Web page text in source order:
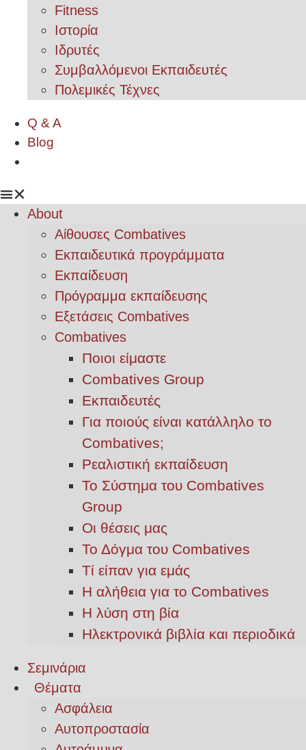
Fitness
Ιστορία
Ιδρυτές
Συμβαλλόμενοι Εκπαιδευτές
Πολεμικές Τέχνες
Q & A
Blog
About
Αίθουσες Combatives
Εκπαιδευτικά προγράμματα
Εκπαίδευση
Πρόγραμμα εκπαίδευσης
Εξετάσεις Combatives
Combatives
Ποιοι είμαστε
Combatives Group
Εκπαιδευτές
Για ποιούς είναι κατάλληλο το
Combatives;
Ρεαλιστική εκπαίδευση
Το Σύστημα του Combatives
Group
Οι θέσεις μας
Το Δόγμα του Combatives
Τί είπαν για εμάς
Η αλήθεια για το Combatives
Η λύση στη βία
Ηλεκτρονικά βιβλία και περιοδικά
Σεμινάρια
Θέματα
Ασφάλεια
Αυτοπροστασία